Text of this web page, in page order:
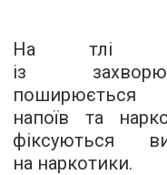
На тлі
із
поширюється
напоїв та
фіксуються
на наркотики.